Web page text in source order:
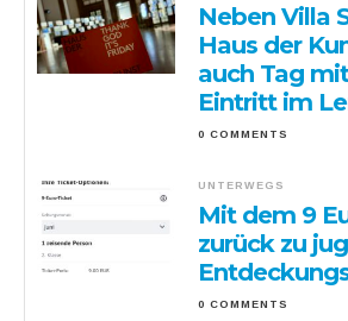
Neben Villa
Haus der
auch Tag
Eintritt im
0 COMMENTS
UNTERWEGS
Mit dem 9
zurück zu
0 COMMENTS